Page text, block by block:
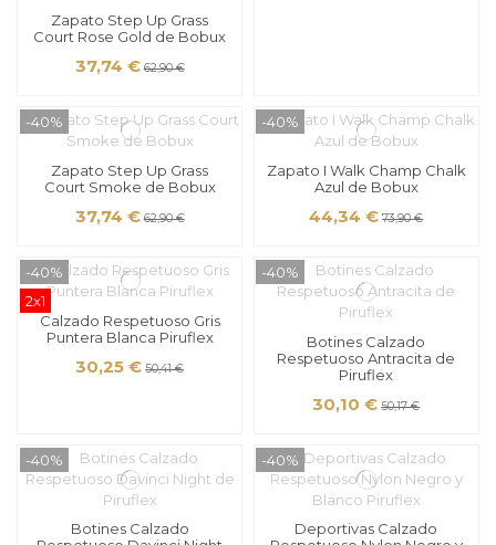
Zapato Step Up Grass
Court Rose Gold de Bobux
37,74 € 62,90 €
-40%
Zapato Step Up Grass
Court Smoke de Bobux
37,74 € 62,90 €
-40%
Zapato I Walk Champ Chalk
Azul de Bobux
44,34 € 73,90 €
-40%
2x1
Calzado Respetuoso Gris
Puntera Blanca Piruflex
30,25 € 50,41 €
-40%
Botines Calzado
Respetuoso Antracita de
Piruflex
30,10 € 50,17 €
-40%
Botines Calzado
-40%
Deportivas Calzado